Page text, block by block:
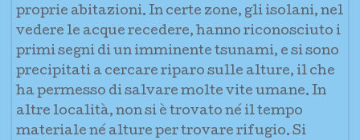
proprie abitazioni. In certe zone, gli isolani, nel
vedere le acque recedere, hanno riconosciuto i
primi segni di un imminente tsunami, e si sono
precipitati a cercare riparo sulle alture, il che
ha permesso di salvare molte vite umane. In
altre località, non si è trovato né il tempo
materiale né alture per trovare rifugio. Si